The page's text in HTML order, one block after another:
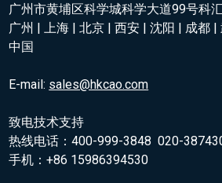
广州市黄埔区科学城科学大道99号科
广州 | 上海 | 北京 | 西安 | 沈阳 | 成都 |
中国
E-mail: sales@hkcao.com
致电技术支持
热线电话：400-999-3848 020-
手机：+86 15986394530